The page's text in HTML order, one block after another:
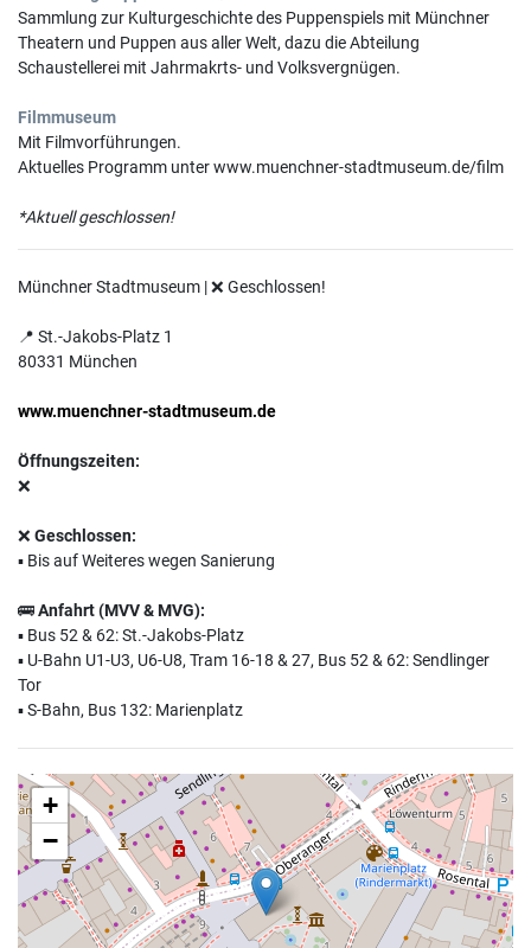
Sammlung zur Kulturgeschichte des Puppenspiels mit Münchner
Theatern und Puppen aus aller Welt, dazu die Abteilung
Schaustellerei mit Jahrmakrts- und Volksvergnügen.
Filmmuseum
Mit Filmvorführungen.
Aktuelles Programm unter www.muenchner-stadtmuseum.de/film
*Aktuell geschlossen!
Münchner Stadtmuseum | ❌ Geschlossen!
📍 St.-Jakobs-Platz 1
80331 München
www.muenchner-stadtmuseum.de
Öffnungszeiten:
❌
❌ Geschlossen:
▪️ Bis auf Weiteres wegen Sanierung
🚌Anfahrt (MVV & MVG):
▪️ Bus 52 & 62: St.-Jakobs-Platz
▪️ U-Bahn U1-U3, U6-U8, Tram 16-18 & 27, Bus 52 & 62: Sendlinger
Tor
▪️ S-Bahn, Bus 132: Marienplatz
+
−